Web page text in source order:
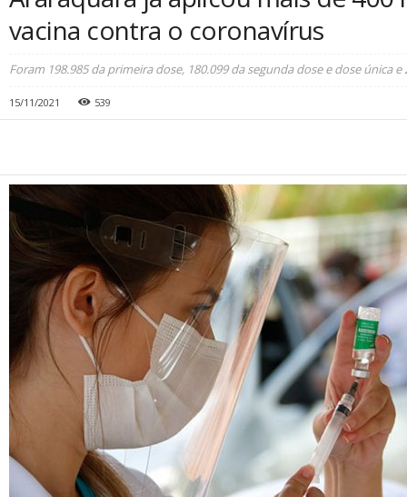
vacina contra o coronavírus
Foram 198.985 da primeira dose, 180.099 da segunda dose e dose única e
15/11/2021 539